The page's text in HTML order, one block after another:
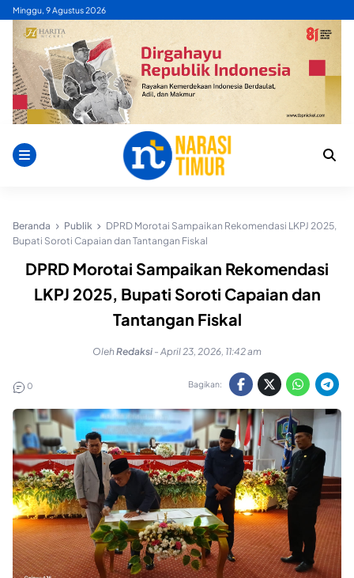
Skip
content
Minggu, 9 Agustus 2026
Beranda Publik
DPRD Morotai Sampaikan Rekomendasi LKPJ 2025,
Bupati Soroti Capaian dan Tantangan Fiskal
DPRD Morotai Sampaikan Rekomendasi
LKPJ 2025, Bupati Soroti Capaian dan
Tantangan Fiskal
OlehRedaksi - April 23, 2026, 11:42 am
0 Bagikan: